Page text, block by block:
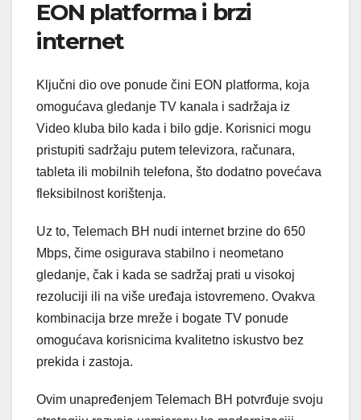
EON platforma i brzi
internet
Ključni dio ove ponude čini EON platforma, koja
omogućava gledanje TV kanala i sadržaja iz
Video kluba bilo kada i bilo gdje. Korisnici mogu
pristupiti sadržaju putem televizora, računara,
tableta ili mobilnih telefona, što dodatno povećava
fleksibilnost korištenja.
Uz to, Telemach BH nudi internet brzine do 650
Mbps, čime osigurava stabilno i neometano
gledanje, čak i kada se sadržaj prati u visokoj
rezoluciji ili na više uređaja istovremeno. Ovakva
kombinacija brze mreže i bogate TV ponude
omogućava korisnicima kvalitetno iskustvo bez
prekida i zastoja.
Ovim unapređenjem Telemach BH potvrđuje svoju